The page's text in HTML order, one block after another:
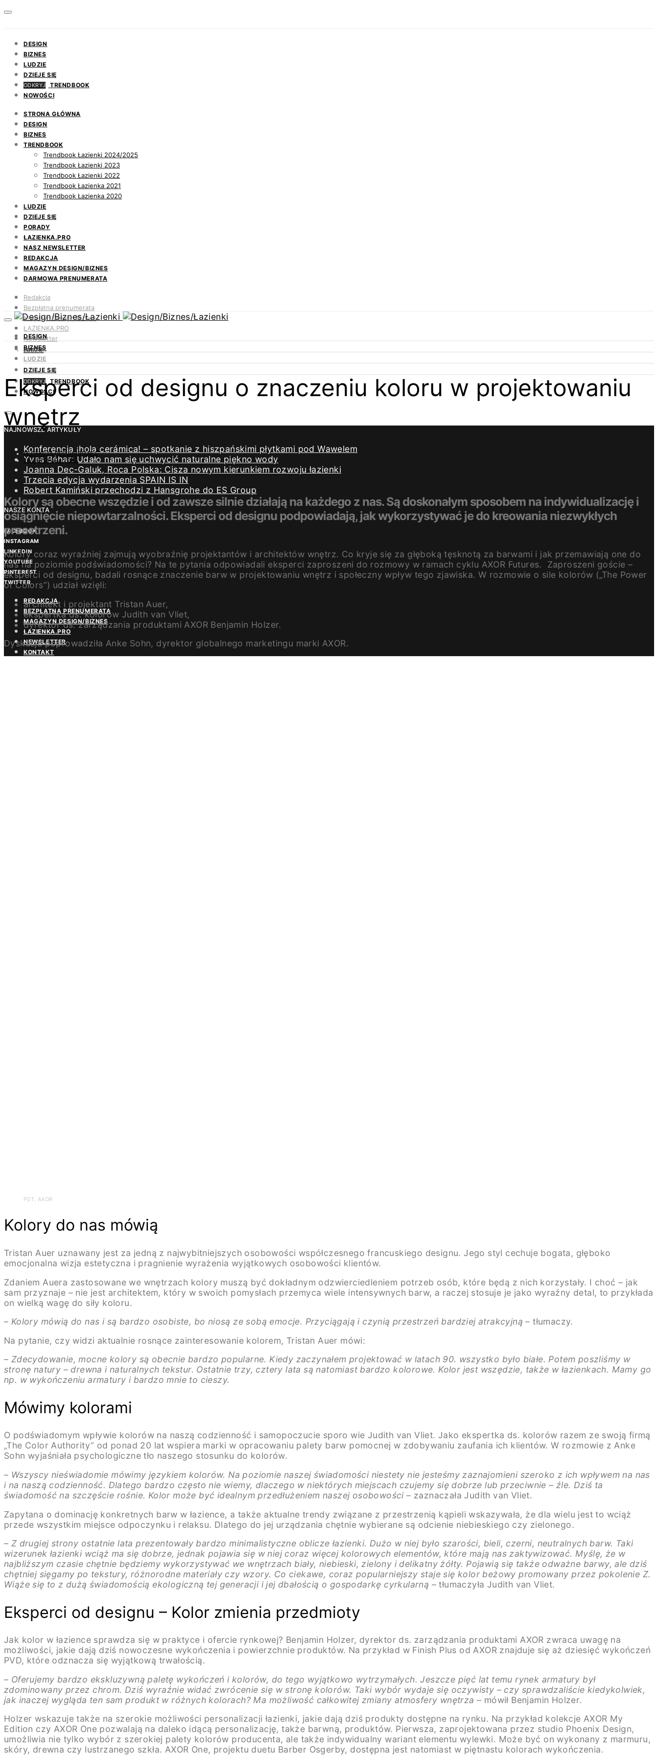
DESIGN
BIZNES
LUDZIE
DZIEJE SIĘ
ODKRYJ
TRENDBOOK
NOWOŚCI
STRONA GŁÓWNA
DESIGN
BIZNES
TRENDBOOK
Trendbook Łazienki 2024/2025
Trendbook Łazienki 2023
Trendbook Łazienki 2022
Trendbook Łazienka 2021
Trendbook Łazienka 2020
LUDZIE
DZIEJE SIĘ
PORADY
ŁAZIENKA.PRO
NASZ NEWSLETTER
REDAKCJA
MAGAZYN DESIGN/BIZNES
DARMOWA PRENUMERATA
Redakcja
Bezpłatna prenumerata
Magazyn Design/Biznes
ŁAZIENKA.PRO
Newsletter
Kontakt
DESIGN
BIZNES
LUDZIE
DZIEJE SIĘ
ODKRYJ TRENDBOOK
NOWOŚCI
NAJNOWSZE ARTYKUŁY
Konferencja ¡hola cerámica! – spotkanie z hiszpańskimi płytkami pod Wawelem
Yves Béhar: Udało nam się uchwycić naturalne piękno wody
Joanna Dec-Galuk, Roca Polska: Cisza nowym kierunkiem rozwoju łazienki
Trzecia edycja wydarzenia SPAIN IS IN
Robert Kamiński przechodzi z Hansgrohe do ES Group
NASZE KONTA
FACEBOOK
INSTAGRAM
LINKEDIN
YOUTUBE
PINTEREST
TWITTER
REDAKCJA
BEZPŁATNA PRENUMERATA
MAGAZYN DESIGN/BIZNES
ŁAZIENKA.PRO
NEWSLETTER
KONTAKT
LUDZIE
Eksperci od designu o znaczeniu koloru w projektowaniu
wnętrz
REDAKCJA DESIGN/BIZNES
21 LISTOPADA 2023
Kolory są obecne wszędzie i od zawsze silnie działają na każdego z nas. Są doskonałym sposobem na indywidualizację i
osiągnięcie niepowtarzalności. Eksperci od designu podpowiadają, jak wykorzystywać je do kreowania niezwykłych
przestrzeni.
Kolory coraz wyraźniej zajmują wyobraźnię projektantów i architektów wnętrz. Co kryje się za głęboką tęsknotą za barwami i jak przemawiają one do
nas na poziomie podświadomości? Na te pytania odpowiadali eksperci zaproszeni do rozmowy w ramach cyklu AXOR Futures. Zaproszeni goście –
eksperci od designu, badali rosnące znaczenie barw w projektowaniu wnętrz i społeczny wpływ tego zjawiska. W rozmowie o sile kolorów („The Power
of Colors”) udział wzięli:
architekt i projektant Tristan Auer,
ekspertka ds. kolorów Judith van Vliet,
dyrektor ds. zarządzania produktami AXOR Benjamin Holzer.
Dyskusje poprowadziła Anke Sohn, dyrektor globalnego marketingu marki AXOR.
FOT. AXOR
Kolory do nas mówią
Tristan Auer uznawany jest za jedną z najwybitniejszych osobowości współczesnego francuskiego designu. Jego styl cechuje bogata, głęboko
emocjonalna wizja estetyczna i pragnienie wyrażenia wyjątkowych osobowości klientów.
Zdaniem Auera zastosowane we wnętrzach kolory muszą być dokładnym odzwierciedleniem potrzeb osób, które będą z nich korzystały. I choć – jak
sam przyznaje – nie jest architektem, który w swoich pomysłach przemyca wiele intensywnych barw, a raczej stosuje je jako wyraźny detal, to przykłada
on wielką wagę do siły koloru.
– Kolory mówią do nas i są bardzo osobiste, bo niosą ze sobą emocje. Przyciągają i czynią przestrzeń bardziej atrakcyjną – tłumaczy.
Na pytanie, czy widzi aktualnie rosnące zainteresowanie kolorem, Tristan Auer mówi:
– Zdecydowanie, mocne kolory są obecnie bardzo popularne. Kiedy zaczynałem projektować w latach 90. wszystko było białe. Potem poszliśmy w
stronę natury – drewna i naturalnych tekstur. Ostatnie trzy, cztery lata są natomiast bardzo kolorowe. Kolor jest wszędzie, także w łazienkach. Mamy go
np. w wykończeniu armatury i bardzo mnie to cieszy.
Mówimy kolorami
O podświadomym wpływie kolorów na naszą codzienność i samopoczucie sporo wie Judith van Vliet. Jako ekspertka ds. kolorów razem ze swoją firmą
„The Color Authority” od ponad 20 lat wspiera marki w opracowaniu palety barw pomocnej w zdobywaniu zaufania ich klientów. W rozmowie z Anke
Sohn wyjaśniała psychologiczne tło naszego stosunku do kolorów.
– Wszyscy nieświadomie mówimy językiem kolorów. Na poziomie naszej świadomości niestety nie jesteśmy zaznajomieni szeroko z ich wpływem na nas
i na naszą codzienność. Dlatego bardzo często nie wiemy, dlaczego w niektórych miejscach czujemy się dobrze lub przeciwnie – źle. Dziś ta
świadomość na szczęście rośnie. Kolor może być idealnym przedłużeniem naszej osobowości– zaznaczała Judith van Vliet.
Zapytana o dominację konkretnych barw w łazience, a także aktualne trendy związane z przestrzenią kąpieli wskazywała, że dla wielu jest to wciąż
przede wszystkim miejsce odpoczynku i relaksu. Dlatego do jej urządzania chętnie wybierane są odcienie niebieskiego czy zielonego.
– Z drugiej strony ostatnie lata prezentowały bardzo minimalistyczne oblicze łazienki. Dużo w niej było szarości, bieli, czerni, neutralnych barw. Taki
wizerunek łazienki wciąż ma się dobrze, jednak pojawia się w niej coraz więcej kolorowych elementów, które mają nas zaktywizować. Myślę, że w
najbliższym czasie chętnie będziemy wykorzystywać we wnętrzach biały, niebieski, zielony i delikatny żółty. Pojawią się także odważne barwy, ale dziś
chętniej sięgamy po tekstury, różnorodne materiały czy wzory. Co ciekawe, coraz popularniejszy staje się kolor beżowy promowany przez pokolenie Z.
Wiąże się to z dużą świadomością ekologiczną tej generacji i jej dbałością o gospodarkę cyrkularną – tłumaczyła Judith van Vliet.
Eksperci od designu – Kolor zmienia przedmioty
Jak kolor w łazience sprawdza się w praktyce i ofercie rynkowej? Benjamin Holzer, dyrektor ds. zarządzania produktami AXOR zwraca uwagę na
możliwości, jakie dają dziś nowoczesne wykończenia i powierzchnie produktów. Na przykład w Finish Plus od AXOR znajduje się aż dziesięć wykończeń
PVD, które odznacza się wyjątkową trwałością.
– Oferujemy bardzo ekskluzywną paletę wykończeń i kolorów, do tego wyjątkowo wytrzymałych. Jeszcze pięć lat temu rynek armatury był
zdominowany przez chrom. Dziś wyraźnie widać zwrócenie się w stronę kolorów. Taki wybór wydaje się oczywisty – czy sprawdzaliście kiedykolwiek,
jak inaczej wygląda ten sam produkt w różnych kolorach? Ma możliwość całkowitej zmiany atmosfery wnętrza – mówił Benjamin Holzer.
Holzer wskazuje także na szerokie możliwości personalizacji łazienki, jakie dają dziś produkty dostępne na rynku. Na przykład kolekcje AXOR My
Edition czy AXOR One pozwalają na daleko idącą personalizację, także barwną, produktów. Pierwsza, zaprojektowana przez studio Phoenix Design,
umożliwia nie tylko wybór z szerokiej palety kolorów producenta, ale także indywidualny wariant elementu wylewki. Może być on wykonany z marmuru,
skóry, drewna czy lustrzanego szkła. AXOR One, projektu duetu Barber Osgerby, dostępna jest natomiast w piętnastu kolorach wykończenia.